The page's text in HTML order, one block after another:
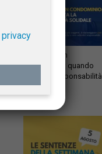
Infiltrazioni in
condominio: quando
scatta la responsabilità
solidale
privacy